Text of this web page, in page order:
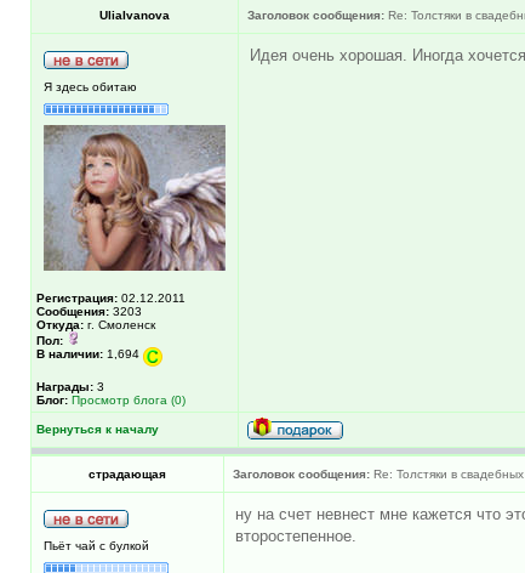
UliaIvanova Заголовок сообщения: Re: Толстяки в
Я здесь обитаю
Регистрация: 02.12.2011
Сообщения: 3203
Откуда: г. Смоленск
Пол:
В наличии: 1,694
Награды: 3
Блог: Просмотр блога (0)
Идея очень хорошая. Иногда
Вернуться к началу
страдающая Заголовок сообщения: Re: Толстяки в
Пьёт чай с булкой
ну на счет невнест мне кажется что
второстепенное.